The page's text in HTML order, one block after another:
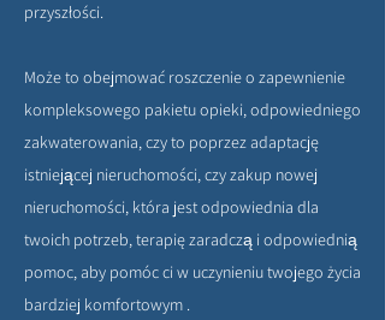
przyszłości.
Może to obejmować roszczenie o zapewnienie
kompleksowego pakietu opieki, odpowiedniego
zakwaterowania, czy to poprzez adaptację
istniejącej nieruchomości, czy zakup nowej
nieruchomości, która jest odpowiednia dla
twoich potrzeb, terapię zaradczą i odpowiednią
pomoc, aby pomóc ci w uczynieniu twojego życia
bardziej komfortowym .